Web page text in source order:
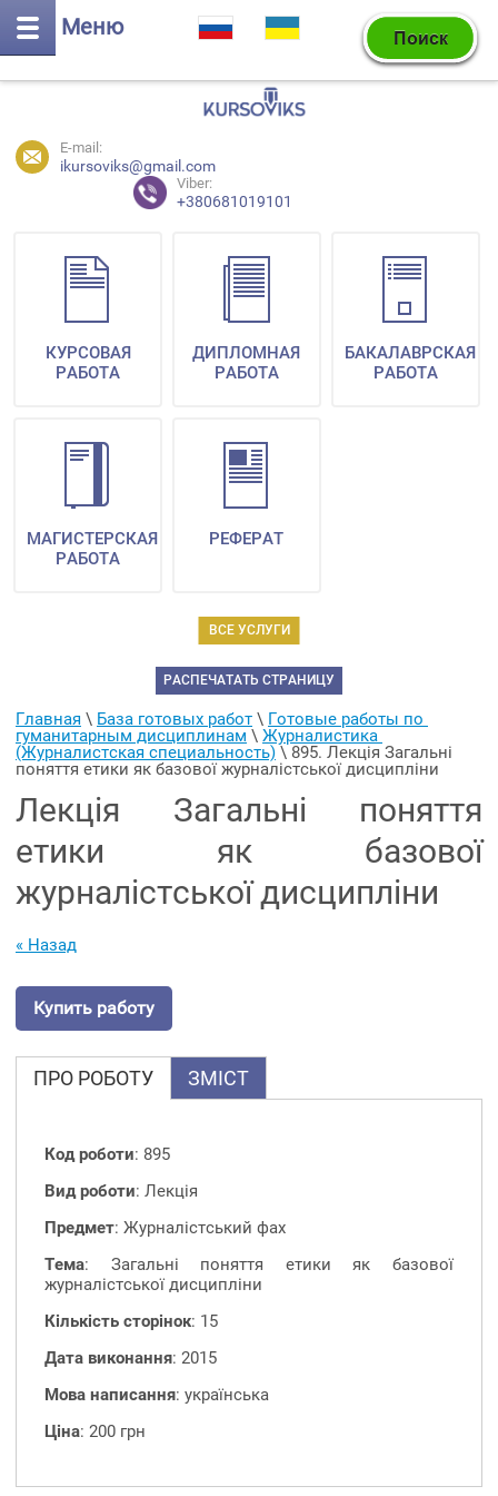
Меню
E-mail:
ikursoviks@gmail.com
Viber:
+380681019101
ВСЕ УСЛУГИ
КУРСОВАЯ
РАБОТА
ДИПЛОМНАЯ
РАБОТА
БАКАЛАВРСКАЯ
РАБОТА
МАГИСТЕРСКАЯ
РАБОТА
РЕФЕРАТ
РАСПЕЧАТАТЬ СТРАНИЦУ
Главная \ База готовых работ \ Готовые работы по
гуманитарным дисциплинам \ Журналистика
(Журналистская специальность) \ 895. Лекція Загальні
поняття етики як базової журналістської дисципліни
Лекція Загальні поняття
етики як базової
журналістської дисципліни
« Назад
Купить работу
ПРО РОБОТУ ЗМІСТ
Код роботи: 895
Вид роботи: Лекція
Предмет: Журналістський фах
Тема: Загальні поняття етики як базової
журналістської дисципліни
Кількість сторінок: 15
Дата виконання: 2015
Мова написання: українська
Ціна: 200 грн